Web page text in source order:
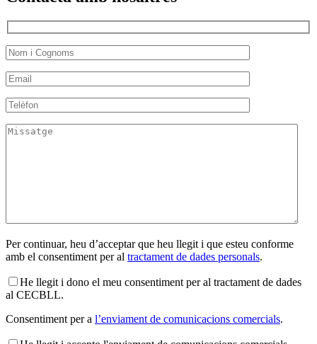
Per continuar, heu d’acceptar que heu llegit i que esteu conforme
amb el consentiment per al tractament de dades personals.
He llegit i dono el meu consentiment per al tractament de dades
al CECBLL.
Consentiment per a l’enviament de comunicacions comercials.